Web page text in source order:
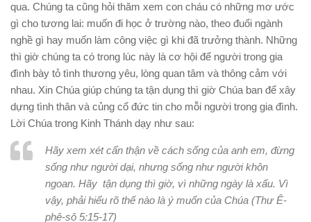
qua. Chúng ta cũng hỏi thăm xem con cháu có những mơ ước
gì cho tương lai: muốn đi học ở trường nào, theo đuổi ngành
nghề gì hay muốn làm công việc gì khi đã trưởng thành. Những
thì giờ chúng ta có trong lúc này là cơ hội để người trong gia
đình bày tỏ tình thương yêu, lòng quan tâm và thông cảm với
nhau. Xin Chúa giúp chúng ta tận dụng thì giờ Chúa ban để xây
dựng tình thân và củng cố đức tin cho mỗi người trong gia đình.
Lời Chúa trong Kinh Thánh dạy như sau:
Hãy xem xét cẩn thận về cách sống của anh em, đừng
sống như người dại, nhưng sống như người khôn
ngoan. Hãy tận dụng thì giờ, vì những ngày là xấu. Vì
vậy, phải hiểu rõ thế nào là ý muốn của Chúa (Thư Ê-
phê-sô 5:15-17)